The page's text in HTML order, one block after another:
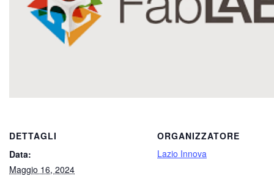
DETTAGLI
Data:
Maggio 16, 2024
ORGANIZZATORE
Lazio Innova